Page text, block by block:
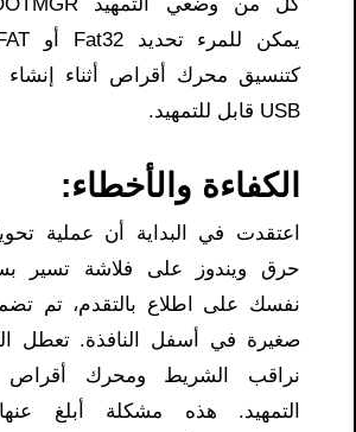
كتنسيق محرك أقراص أثناء
USB قابل للتمهيد.
الكفاءة والأخطاء:
اعتقدت في البداية أن عملية
حرق ويندوز على فلاشة تسير
نفسك على اطلاع بالتقدم، تم
صغيرة في أسفل النافذة. تعطل
نراقب الشريط ومحرك أقراص
التمهيد. هذه مشكلة أبلغ